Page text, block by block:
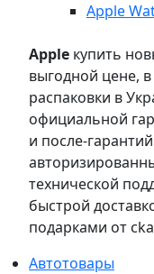
Apple
Apple купить
выгодной цене,
распаковки в
официальной
и после-
технической
быстрой
подарками от
Автотовары